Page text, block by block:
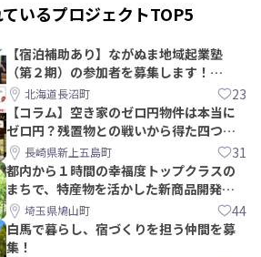
いるプロジェクトTOP5
【宿泊補助あり】ながぬま地域起業塾
（第２期）の参加者を募集します！
【8/21〆】
北海道長沼町 23
【コラム】空き家のゼロ円物件は本当に
ゼロ円？残置物との戦いから得た四つの
教訓｜新上五島町
長崎県新上五島町 31
都内から１時間の幸福度トップクラスの
まちで、特産物を活かした新商品開発＆
PRメンバー募集！
埼玉県鳩山町 44
白馬で暮らし、宿づくりを担う仲間を募
集！